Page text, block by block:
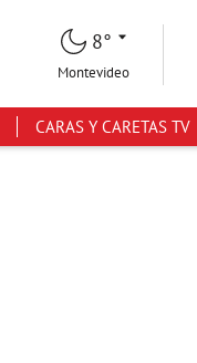
8°
Montevideo
CARAS Y CARETAS TV